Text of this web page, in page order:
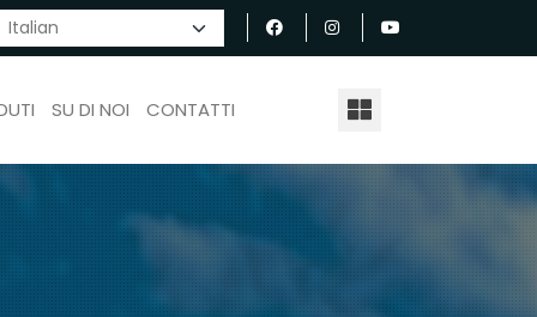
SU DI NOI CONTATTI